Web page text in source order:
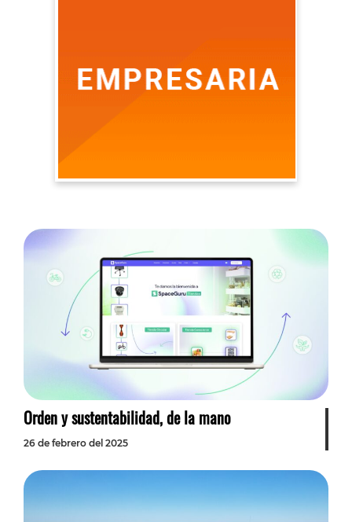
Orden y sustentabilidad, de la mano
26 de febrero del 2025